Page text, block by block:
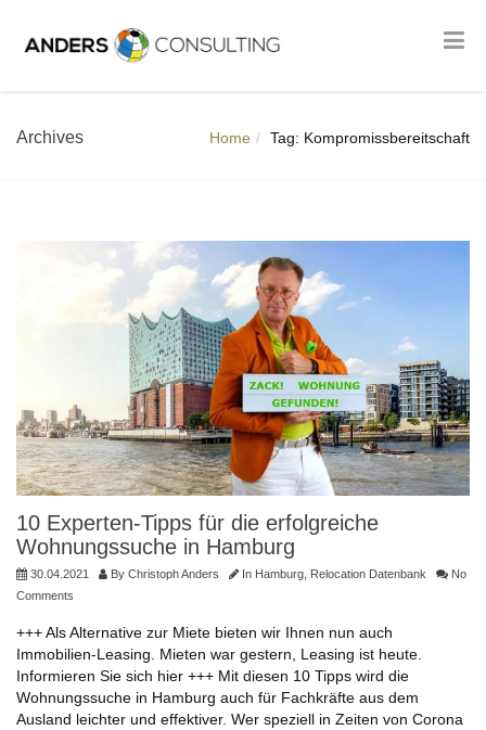
Archives Home Tag: Kompromissbereitschaft
10 Experten-Tipps für die erfolgreiche
Wohnungssuche in Hamburg
30.04.2021 By Christoph Anders In Hamburg Relocation Datenbank
No
Comments
+++ Als Alternative zur Miete bieten wir Ihnen nun auch
Immobilien-Leasing. Mieten war gestern, Leasing ist heute.
Informieren Sie sich hier +++ Mit diesen 10 Tipps wird die
Wohnungssuche in Hamburg auch für Fachkräfte aus dem
Ausland leichter und effektiver. Wer speziell in Zeiten von Corona